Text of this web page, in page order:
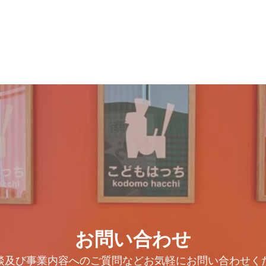
お問い合わせ
及び事業内容へのご質問などお気軽にお問い合わせく